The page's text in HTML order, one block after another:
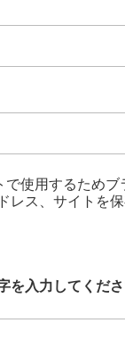
で使用するためブ
レス、サイトを保
を入力してくださ